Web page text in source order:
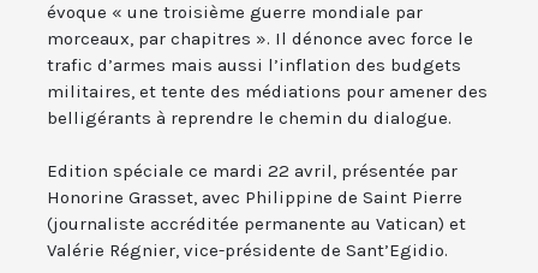
évoque « une troisième guerre mondiale par
morceaux, par chapitres ». Il dénonce avec force le
trafic d’armes mais aussi l’inflation des budgets
militaires, et tente des médiations pour amener des
belligérants à reprendre le chemin du dialogue.
Edition spéciale ce mardi 22 avril, présentée par
Honorine Grasset, avec Philippine de Saint Pierre
(journaliste accréditée permanente au Vatican) et
Valérie Régnier, vice-présidente de Sant’Egidio.